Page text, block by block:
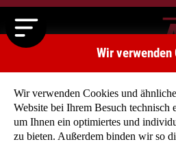
Wir verwenden
Wir verwenden Cookies und
Website bei Ihrem Besuch
um Ihnen ein optimiertes und
zu bieten. Außerdem binden wir so